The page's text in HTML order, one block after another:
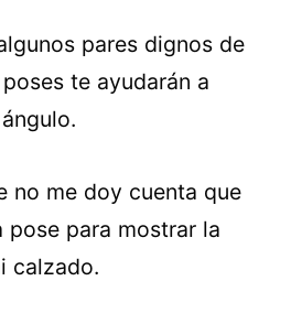
pares dignos de
te ayudarán a
no me doy cuenta que
para mostrar la
calzado.